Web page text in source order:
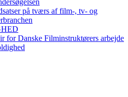
på tværs af film-, tv- og
for Danske Filminstruktørers arbejde